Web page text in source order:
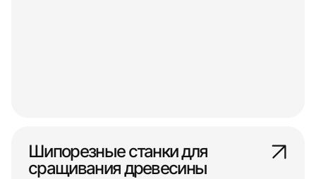
Шипорезные станки для
сращивания древесины